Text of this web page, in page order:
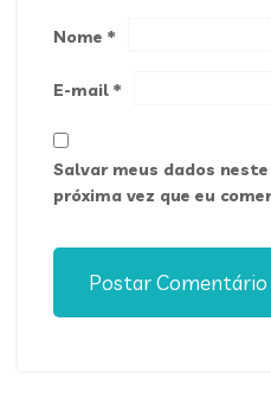
Nome *
E-mail *
Salvar meus dados
próxima vez que eu
Postar Comentário